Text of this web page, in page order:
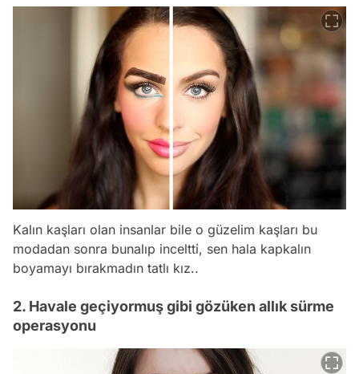
Kalın kaşları olan insanlar bile o güzelim kaşları bu
modadan sonra bunalıp inceltti, sen hala kapkalın
boyamayı bırakmadın tatlı kız..
2. Havale geçiyormuş gibi gözüken allık sürme
operasyonu